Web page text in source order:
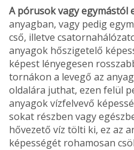
A pórusok vagy egymástól
anyagban, vagy pe­dig
cső, illetve
anyagok hőszigetelő
képest lényege­sen
tornákon a levegő az
oldalára juthat, ezen felül
anyagok vízfelve­vő
sokat részben vagy
hővezető víz tölti ki, ez az
képességét roha­mosan